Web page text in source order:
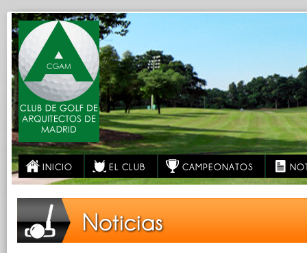
INICIO EL CLUB CAMPEONATOS
Noticias